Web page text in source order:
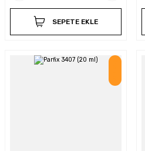
SEPETE EKLE